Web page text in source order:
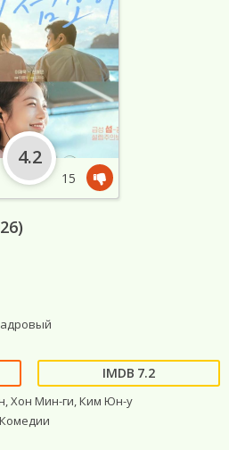
7.2
Хон Мин-ги, Ким Юн-у
4.2
15